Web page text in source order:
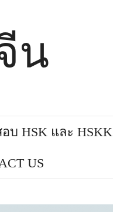
น
บ HSK และ HSKK
US